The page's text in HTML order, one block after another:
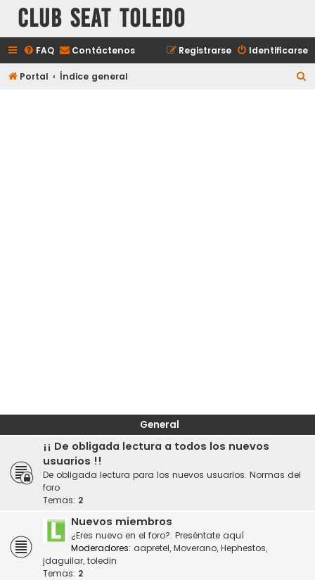
Club Seat Toledo
FAQ Contáctenos Identificarse
Registrarse
Portal Índice general
General
¡¡ De obligada lectura a todos los nuevos
usuarios !!
De obligada lectura para los nuevos usuarios. Normas del
foro
Temas: 2
Nuevos miembros
¿Eres nuevo en el foro?. Preséntate aquí
Moderadores: aapretel, Moverano, Hephestos,
jdaguilar, toledin
Temas: 2